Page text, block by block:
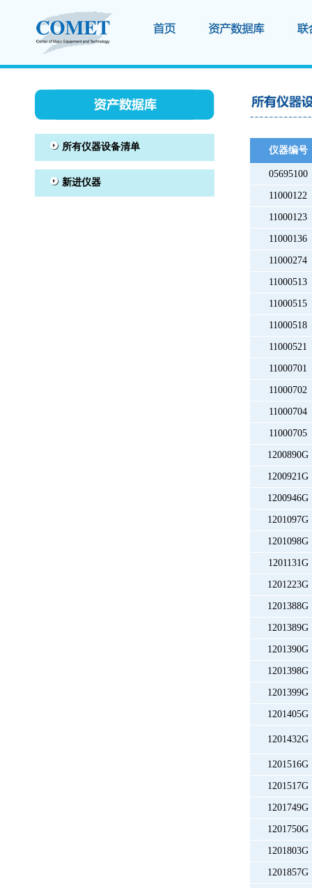
仪器编号
05695100
11000122
11000123
11000136
11000274
11000513
11000515
11000518
11000521
11000701
11000702
11000704
11000705
1200890G
1200921G
1200946G
1201097G
1201098G
1201131G
1201223G
1201388G
1201389G
1201390G
1201398G
1201399G
1201405G
1201432G
1201516G
1201517G
1201749G
1201750G
1201803G
1201857G